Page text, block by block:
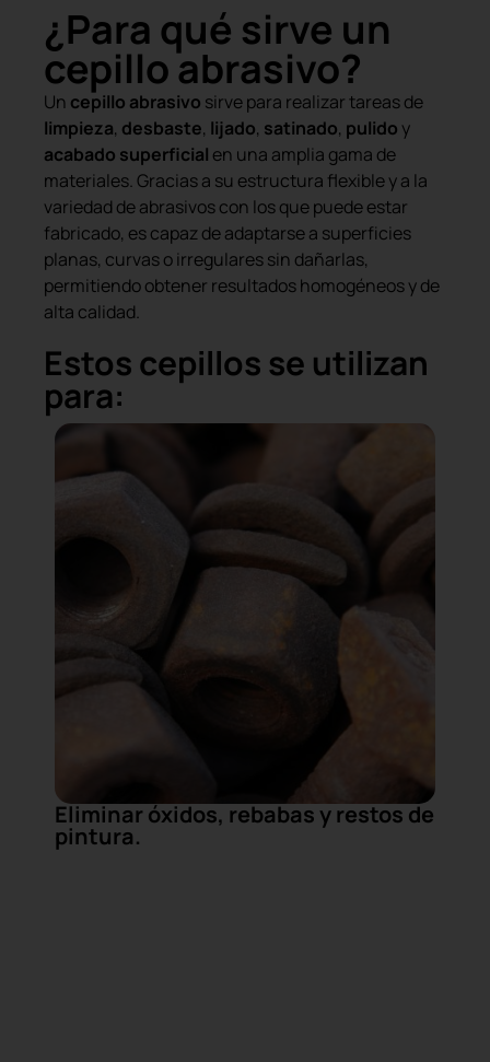
¿Para qué sirve un
cepillo abrasivo?
Un cepillo abrasivo sirve para realizar tareas de
limpieza, desbaste, lijado, satinado, pulido y
acabado superficial en una amplia gama de
materiales. Gracias a su estructura flexible y a la
variedad de abrasivos con los que puede estar
fabricado, es capaz de adaptarse a superficies
planas, curvas o irregulares sin dañarlas,
permitiendo obtener resultados homogéneos y de
alta calidad.
Estos cepillos se utilizan
para:
Eliminar óxidos, rebabas y restos de
pintura.